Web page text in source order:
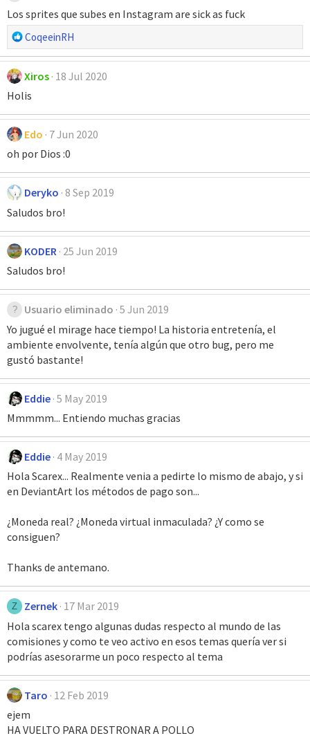
Los sprites que subes en Instagram are sick as fuck
R
e
a
c
c
o
n
e
:
CoqeeinRH
Xiros 18 Jul 2020
Holis
Edo 7 Jun 2020
oh por Dios :0
Deryko 8 Sep 2019
Saludos bro!
KODER 25 Jun 2019
Saludos bro!
Usuario eliminado 5 Jun 2019
Yo jugué el mirage hace tiempo! La historia entretenía, el
ambiente envolvente, tenía algún que otro bug, pero me
gustó bastante!
Eddie 5 May 2019
Mmmmm... Entiendo muchas gracias
Eddie 4 May 2019
Hola Scarex... Realmente venia a pedirte lo mismo de abajo, y si
en DeviantArt los métodos de pago son...
¿Moneda real? ¿Moneda virtual inmaculada? ¿Y como se
consiguen?
Thanks de antemano.
Z Zernek 17 Mar 2019
Hola scarex tengo algunas dudas respecto al mundo de las
comisiones y como te veo activo en esos temas quería ver si
podrías asesorarme un poco respecto al tema
Taro 12 Feb 2019
ejem
HA VUELTO PARA DESTRONAR A POLLO